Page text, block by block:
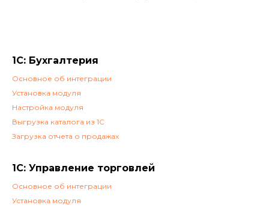
1С: Бухгалтерия
Основное об интеграции
Установка модуля
Настройка модуля
Выгрузка каталога из 1С
Загрузка отчета о продажах
1С: Управление торговлей
Основное об интеграции
Установка модуля